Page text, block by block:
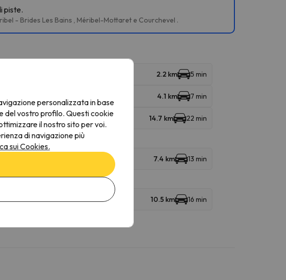
piste.
- Brides Les Bains , Méribel-Mottaret e Courchevel .
2.2 km 5 min
4.1 km 7 min
Cabinovia 14.7 km 22 min
7.4 km 13 min
Seggiovia 10.5 km 16 min
personalizzata in base
del vostro profilo. Questi cookie
il nostro sito per voi.
di navigazione più
sui Cookies.